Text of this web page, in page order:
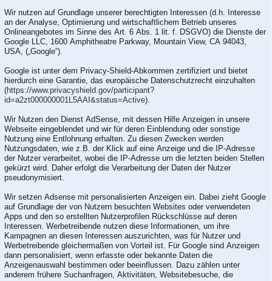
Wir nutzen auf Grundlage unserer berechtigten Interessen (d.h. Interesse
an der Analyse, Optimierung und wirtschaftlichem Betrieb unseres
Onlineangebotes im Sinne des Art. 6 Abs. 1 lit. f. DSGVO) die Dienste der
Google LLC, 1600 Amphitheatre Parkway, Mountain View, CA 94043,
USA, („Google“).
Google ist unter dem Privacy-Shield-Abkommen zertifiziert und bietet
hierdurch eine Garantie, das europäische Datenschutzrecht einzuhalten
(https://www.privacyshield.gov/participant?
id=a2zt000000001L5AAI&status=Active).
Wir Nutzen den Dienst AdSense, mit dessen Hilfe Anzeigen in unsere
Webseite eingeblendet und wir für deren Einblendung oder sonstige
Nutzung eine Entlohnung erhalten. Zu diesen Zwecken werden
Nutzungsdaten, wie z.B. der Klick auf eine Anzeige und die IP-Adresse
der Nutzer verarbeitet, wobei die IP-Adresse um die letzten beiden Stellen
gekürzt wird. Daher erfolgt die Verarbeitung der Daten der Nutzer
pseudonymisiert.
Wir setzen Adsense mit personalisierten Anzeigen ein. Dabei zieht Google
auf Grundlage der von Nutzern besuchten Websites oder verwendeten
Apps und den so erstellten Nutzerprofilen Rückschlüsse auf deren
Interessen. Werbetreibende nutzen diese Informationen, um ihre
Kampagnen an diesen Interessen auszurichten, was für Nutzer und
Werbetreibende gleichermaßen von Vorteil ist. Für Google sind Anzeigen
dann personalisiert, wenn erfasste oder bekannte Daten die
Anzeigenauswahl bestimmen oder beeinflussen. Dazu zählen unter
anderem frühere Suchanfragen, Aktivitäten, Websitebesuche, die